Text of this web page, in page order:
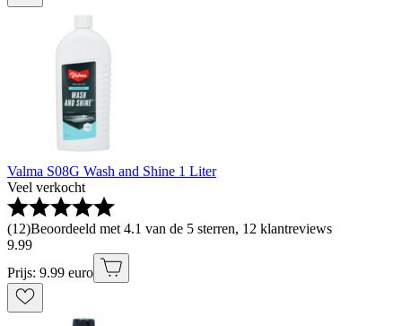
Valma S08G Wash and Shine 1 Liter
Veel verkocht
(12)Beoordeeld met 4.1 van de 5 sterren, 12 klantreviews
9.99
Prijs: 9.99 euro